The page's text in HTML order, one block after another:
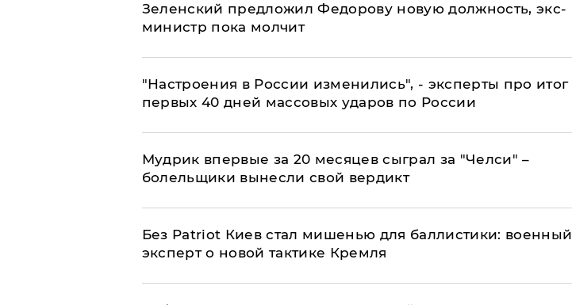
Зеленский предложил Федорову новую должность, экс-
министр пока молчит
"Настроения в России изменились", - эксперты про итог
первых 40 дней массовых ударов по России
Мудрик впервые за 20 месяцев сыграл за "Челси" –
болельщики вынесли свой вердикт
​Без Patriot Киев стал мишенью для баллистики: военный
эксперт о новой тактике Кремля